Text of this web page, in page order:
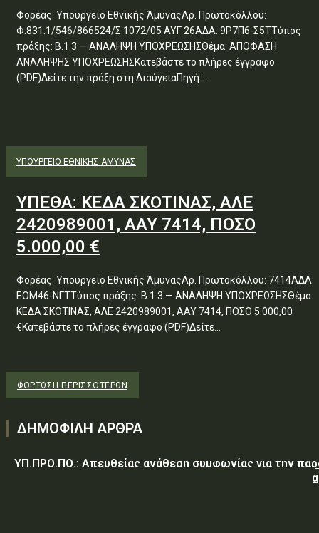
Φορέας: Υπουργείο Εθνικής ΆμυναςΑρ. Πρωτοκόλλου:
Φ.831.1/546/866524/Σ.1072/05 ΑΥΓ 26ΑΔΑ: 9Ρ7Π6-Σ5ΤΤύπος
πράξης: Β.1.3 — ΑΝΑΛΗΨΗ ΥΠΟΧΡΕΩΣΗΣΘέμα: ΑΠΟΦΑΣΗ
ΑΝΑΛΗΨΗΣ ΥΠΟΧΡΕΩΣΗΣΚατεβάστε το πλήρες έγγραφο
(PDF)Δείτε την πράξη στη ΔιαύγειαΠηγή:...
ΥΠΟΥΡΓΕΊΟ ΕΘΝΙΚΉΣ ΆΜΥΝΑΣ
ΥΠΕΘΑ: ΚΕΔΑ ΣΚΟΤΙΝΑΣ, ΑΛΕ
2420989001, ΑΑΥ 7414, ΠΟΣΟ
5.000,00 €
Φορέας: Υπουργείο Εθνικής ΆμυναςΑρ. Πρωτοκόλλου: 7414ΑΔΑ:
ΕΟΜ46-ΝΓΤΤύπος πράξης: Β.1.3 — ΑΝΑΛΗΨΗ ΥΠΟΧΡΕΩΣΗΣΘέμα:
ΚΕΔΑ ΣΚΟΤΙΝΑΣ, ΑΛΕ 2420989001, ΑΑΥ 7414, ΠΟΣΟ 5.000,00
€Κατεβάστε το πλήρες έγγραφο (PDF)Δείτε...
ΦΌΡΤΩΣΗ ΠΕΡΙΣΣΟΤΈΡΩΝ
ΔΗΜΟΦΙΛΗ ΑΡΘΡΑ
ΥΠ.ΠΡΟ.ΠΟ.: Απευθείας ανάθεση συμφωνίας για την
υπηρεσιών κλειδαρά για τη σφράγιση οικίας στα Μέγαρα